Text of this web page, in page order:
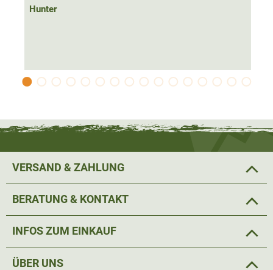
Hunter
VERSAND & ZAHLUNG
BERATUNG & KONTAKT
INFOS ZUM EINKAUF
ÜBER UNS